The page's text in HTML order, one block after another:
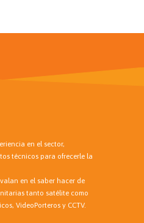
en el sector,
técnicos para ofrecerle la
en el saber hacer de
tanto satélite como
VideoPorteros y CCTV.